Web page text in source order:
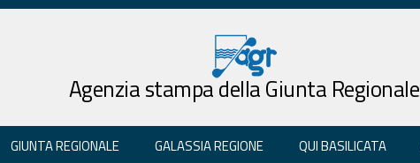
Agenzia stampa della Giunta Regionale
GIUNTA REGIONALE GALASSIA REGIONE QUI BASILICATA